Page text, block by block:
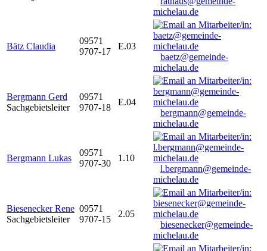
michelau.de
Bätz Claudia
09571
9707-17
E.03
baetz@gemeinde-
michelau.de
Bergmann Gerd
Sachgebietsleiter
09571
9707-18
E.04
bergmann@gemeinde-
michelau.de
Bergmann Lukas
09571
9707-30
1.10
l.bergmann@gemeinde-
michelau.de
Biesenecker Rene
Sachgebietsleiter
09571
9707-15
2.05
biesenecker@gemeinde-
michelau.de